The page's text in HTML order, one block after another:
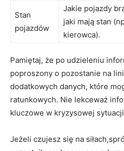
Stan
pojazdów
Jakie pojazdy​
jaki‍ mają stan
kierowca).
Pamiętaj, że ​po udzieleniu
poproszony‌ o‍ pozostanie na
dodatkowych danych, ‍które
ratunkowych. Nie lekceważ⁣
⁣kluczowe w kryzysowej
Jeżeli ⁣czujesz się na⁤